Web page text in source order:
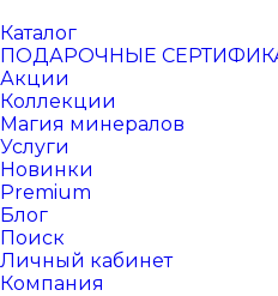
Каталог
ПОДАРОЧНЫЕ
Акции
Коллекции
Магия минералов
Услуги
Новинки
Premium
Блог
Поиск
Личный кабинет
Компания